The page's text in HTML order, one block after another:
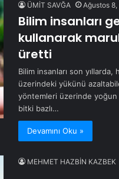
ÜMİT SAVĞA Ağustos
Bilim insanları
kullanarak
üretti
Bilim insanları son yıllarda,
üzerindeki yükünü
yöntemleri üzerinde yoğun
bitki bazlı…
Devamını Oku »
MEHMET HAZBİN KAZBEK